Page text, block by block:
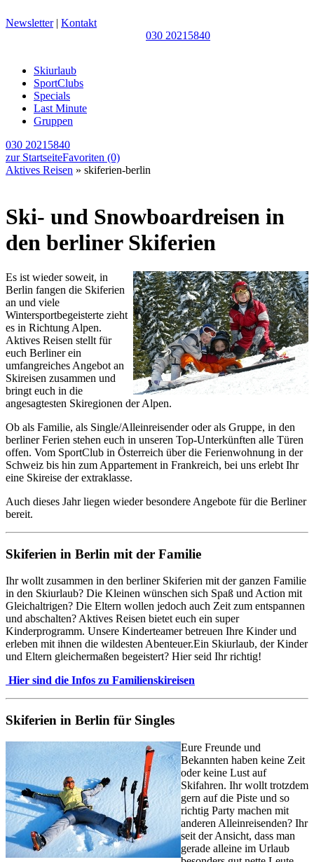
Newsletter| Kontakt
030 20215840
Skiurlaub
SportClubs
Specials
Last Minute
Gruppen
030 20215840
zur StartseiteFavoriten (0)
Aktives Reisen » skiferien-berlin
Ski- und Snowboardreisen in
den berliner Skiferien
Es ist wieder soweit, in
Berlin fangen die Skiferien
an und viele
Wintersportbegeisterte zieht
es in Richtung Alpen.
Aktives Reisen stellt für
euch Berliner ein
umfangreiches Angebot an
Skireisen zusammen und
bringt euch in die
angesagtesten Skiregionen der Alpen.
Ob als Familie, als Single/Alleinreisender oder als Gruppe, in den
berliner Ferien stehen euch in unseren Top-Unterkünften alle Türen
offen. Vom SportClub in Österreich über die Ferienwohnung in der
Schweiz bis hin zum Appartement in Frankreich, bei uns erlebt Ihr
eine Skireise der extraklasse.
Auch dieses Jahr liegen wieder besondere Angebote für die Berliner
bereit.
Skiferien in Berlin mit der Familie
Ihr wollt zusammen in den berliner Skiferien mit der ganzen Familie
in den Skiurlaub? Die Kleinen wünschen sich Spaß und Action mit
Gleichaltrigen? Die Eltern wollen jedoch auch Zeit zum entspannen
und abschalten? Aktives Reisen bietet euch ein super
Kinderprogramm. Unsere Kinderteamer betreuen Ihre Kinder und
erleben mit ihnen die wildesten Abenteuer.Ein Skiurlaub, der Kinder
und Eltern gleichermaßen begeistert? Hier seid Ihr richtig!
Hier sind die Infos zu Familienskireisen
Skiferien in Berlin für Singles
Eure Freunde und
Bekannten haben keine Zeit
oder keine Lust auf
Skifahren. Ihr wollt trotzdem
gern auf die Piste und so
richtig Party machen mit
anderen Alleinreisenden? Ihr
seit der Ansicht, dass man
gerade alleine im Urlaub